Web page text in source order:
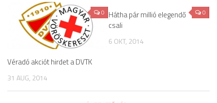
0
Véradó akciót hirdet a DVTK
31 AUG, 2014
0
Hátha pár millió elegendő
csali
6 OKT, 2014